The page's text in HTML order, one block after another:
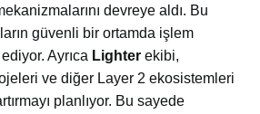
devreye aldı. Bu
güvenli bir ortamda işlem
Ayrıca Lighter ekibi,
ve diğer Layer 2 ekosistemleri
planlıyor. Bu sayede